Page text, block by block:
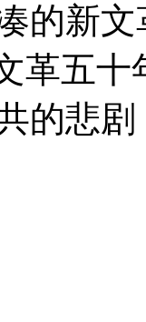
的新
革五
的悲